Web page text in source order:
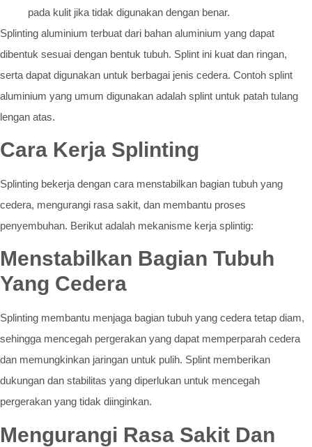
pada kulit jika tidak digunakan dengan benar.
Splinting aluminium terbuat dari bahan aluminium yang dapat
dibentuk sesuai dengan bentuk tubuh. Splint ini kuat dan ringan,
serta dapat digunakan untuk berbagai jenis cedera. Contoh splint
aluminium yang umum digunakan adalah splint untuk patah tulang
lengan atas.
Cara Kerja Splinting
Splinting bekerja dengan cara menstabilkan bagian tubuh yang
cedera, mengurangi rasa sakit, dan membantu proses
penyembuhan. Berikut adalah mekanisme kerja splintig:
Menstabilkan Bagian Tubuh
Yang Cedera
Splinting membantu menjaga bagian tubuh yang cedera tetap diam,
sehingga mencegah pergerakan yang dapat memperparah cedera
dan memungkinkan jaringan untuk pulih. Splint memberikan
dukungan dan stabilitas yang diperlukan untuk mencegah
pergerakan yang tidak diinginkan.
Mengurangi Rasa Sakit Dan